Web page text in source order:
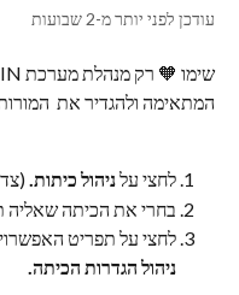
עודכן לפני יותר מ-2 שבועות
המתאימה ולהגדיר את
לחצי על ניהול כיתות.
בחרי את הכיתה שאליה
לחצי על תפריט האפשרויות (3 הנקודות בצד שמאל
ניהול הגדרות הכיתה.